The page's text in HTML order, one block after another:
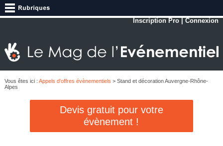
Inscription Pro |Connexion
Vous êtes ici : Appels d'offres évènementiels > Stand et décoration Auvergne-Rhône-
Alpes
Devis gratuit pour votre
évènement !